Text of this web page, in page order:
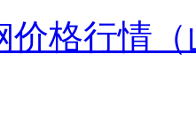
价格行情